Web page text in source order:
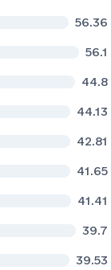
56.36
56.1
44.8
44.13
42.81
41.65
41.41
39.7
39.53